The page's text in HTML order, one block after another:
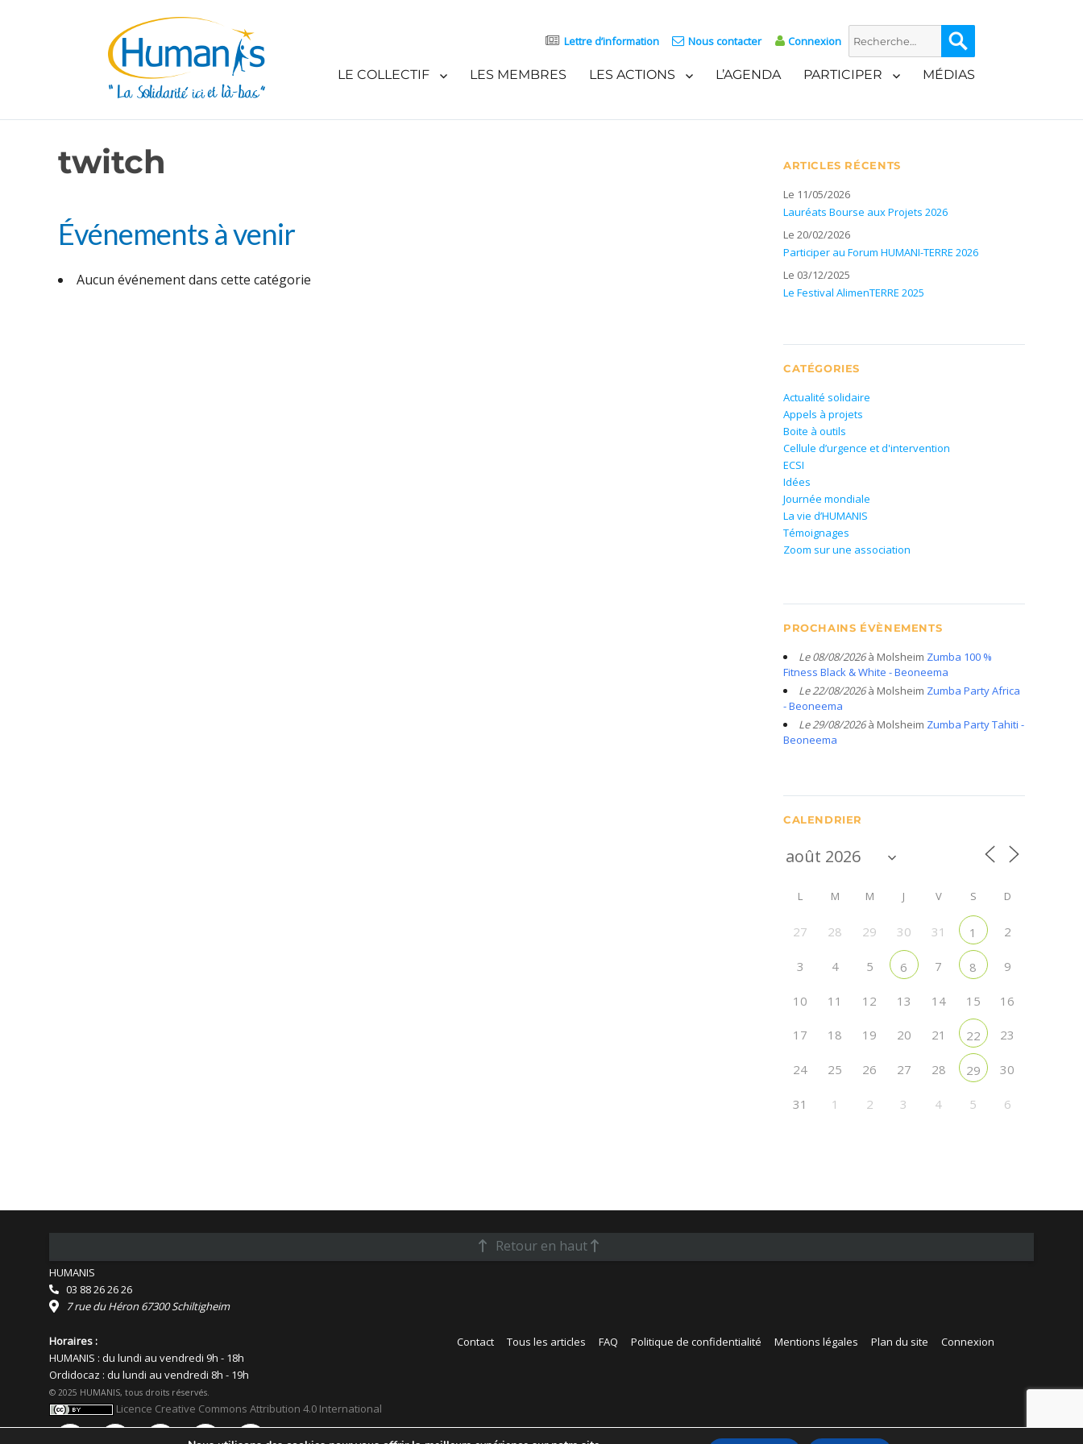
Lettre d’information Nous contacter Connexion
Recherche
pour :
LE COLLECTIF LES MEMBRES LES ACTIONS L’AGENDA PARTICIPER MÉDIAS
twitch
Événements à venir
Aucun événement dans cette catégorie
ARTICLES RÉCENTS
Le 11/05/2026
Lauréats Bourse aux Projets 2026
Le 20/02/2026
Participer au Forum HUMANI-TERRE 2026
Le 03/12/2025
Le Festival AlimenTERRE 2025
CATÉGORIES
Actualité solidaire
Appels à projets
Boite à outils
Cellule d’urgence et d'intervention
ECSI
Idées
Journée mondiale
La vie d’HUMANIS
Témoignages
Zoom sur une association
PROCHAINS ÉVÈNEMENTS
Le 08/08/2026à Molsheim Zumba 100 %
Fitness Black & White - Beoneema
Le 22/08/2026à Molsheim Zumba Party Africa
- Beoneema
Le 29/08/2026à Molsheim Zumba Party Tahiti -
Beoneema
CALENDRIER
L M M J V S D
27 28 29 30 31 1 2
3 4 5 6 7 8 9
10 11 12 13 14 15 16
17 18 19 20 21 22 23
24 25 26 27 28 29 30
31 1 2 3 4 5 6
Retour en haut
Contact Tous les articles FAQ Politique de confidentialité Mentions légales Plan du site Connexion
HUMANIS
03 88 26 26 26
7 rue du Héron 67300 Schiltigheim
Horaires :
HUMANIS : du lundi au vendredi 9h - 18h
Ordidocaz : du lundi au vendredi 8h - 19h
© 2025 HUMANIS, tous droits réservés.
Licence Creative Commons Attribution 4.0 International